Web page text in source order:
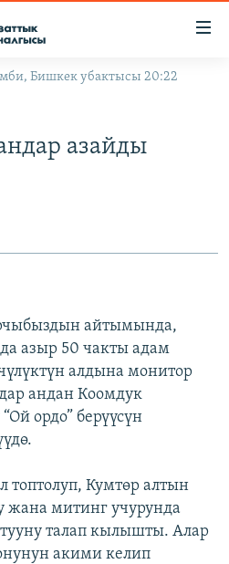
Бишкек убактысы 20:22
азайды
айтымында,
азыр 50 чакты адам
алдына монитор
андан Коомдук
ордо” берүүсүн
топтолуп, Кумтөр алтын
жана митинг учурунда
талап кылышты. Алар
акими келип